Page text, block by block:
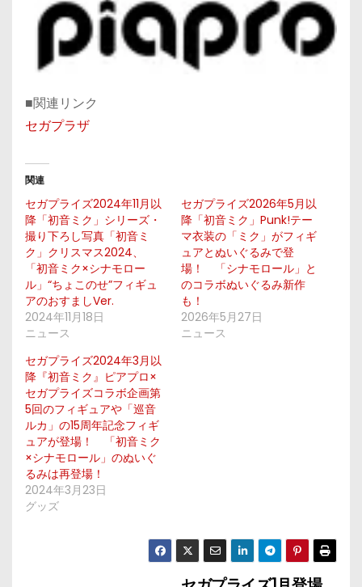
■関連リンク
セガプラザ
関連
セガプライズ2024年11月以
降「初音ミク」シリーズ・
撮り下ろし写真「初音ミ
ク」クリスマス2024、
「初音ミク×シナモロー
ル」“ちょこのせ”フィギュ
アのおすましVer.
2024年11月18日
ニュース
セガプライズ2026年5月以
降「初音ミク」Punk!テー
マ衣装の「ミク」がフィギ
ュアとぬいぐるみで登
場！ 「シナモロール」と
のコラボぬいぐるみ新作
も！
2026年5月27日
ニュース
セガプライズ2024年3月以
降『初音ミク』ピアプロ×
セガプライズコラボ企画第
5回のフィギュアや「巡音
ルカ」の15周年記念フィギ
ュアが登場！ 「初音ミク
×シナモロール」のぬいぐ
るみは再登場！
2024年3月23日
グッズ